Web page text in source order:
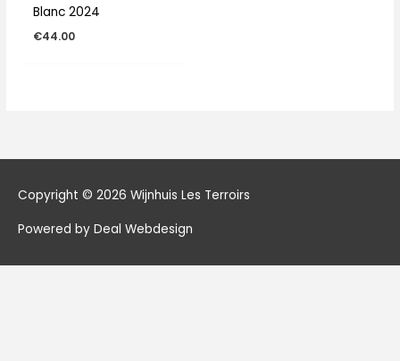
Blanc 2024
€44.00
Copyright © 2026 Wijnhuis Les Terroirs
Powered by Deal Webdesign